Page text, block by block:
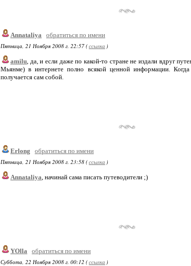
Annataliya
обратиться по имени
Пятница, 21 Ноября 2008 г. 22:57 (ссылка )
amilu, да, и если даже по какой-то стране не издали вдруг
Мьянме) в интернете полно всякой ценной информации.
получается сам собой.
Erlong
обратиться по имени
Пятница, 21 Ноября 2008 г. 23:58 (ссылка )
Annataliya, начинай сама писать путеводители ;)
YOlla
обратиться по имени
Суббота, 22 Ноября 2008 г. 00:12 (ссылка )